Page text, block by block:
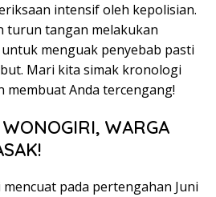
intensif oleh kepolisian.
turun tangan melakukan
menguak penyebab pasti
Mari kita simak kronologi
membuat Anda tercengang!
WARGA
pada pertengahan Juni